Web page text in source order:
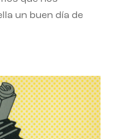
un buen día de